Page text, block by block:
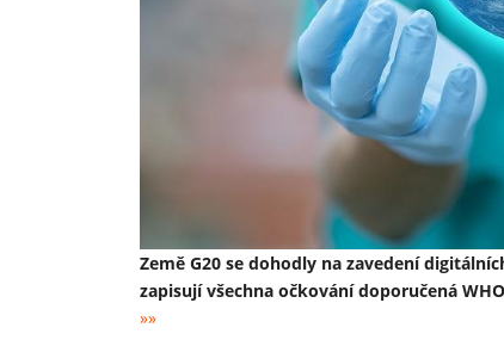
Země G20 se dohodly na zavedení
zapisují všechna očkování doporučená
»»